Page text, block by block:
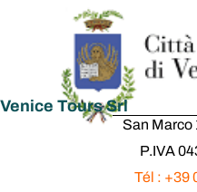
Venice Tours Srl
San Marco
P.IVA
Tél : +39